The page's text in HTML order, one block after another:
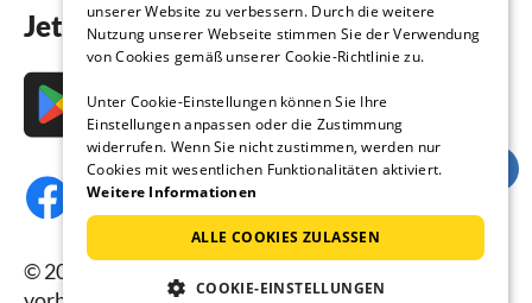
Jetzt die App downloaden
© 2026 Ferienhausmiete.de, alle Rechte
unserer Website zu verbessern. Durch die weitere
Nutzung unserer Webseite stimmen Sie der Verwendung
von Cookies gemäß unserer Cookie-Richtlinie zu.
Unter Cookie-Einstellungen können Sie Ihre
Einstellungen anpassen oder die Zustimmung
widerrufen. Wenn Sie nicht zustimmen, werden nur
Cookies mit wesentlichen Funktionalitäten aktiviert.
Weitere Informationen
ALLE COOKIES ZULASSEN
COOKIE-EINSTELLUNGEN